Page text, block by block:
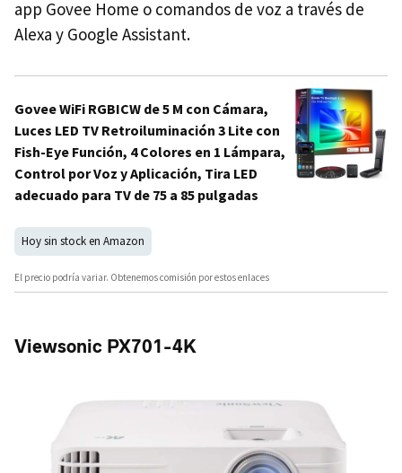
app Govee Home o comandos de voz a través de
Alexa y Google Assistant.
Govee WiFi RGBICW de 5 M con Cámara,
Luces LED TV Retroiluminación 3 Lite con
Fish-Eye Función, 4 Colores en 1 Lámpara,
Control por Voz y Aplicación, Tira LED
adecuado para TV de 75 a 85 pulgadas
Hoy sin stock en Amazon
El precio podría variar. Obtenemos comisión por estos enlaces
Viewsonic PX701-4K